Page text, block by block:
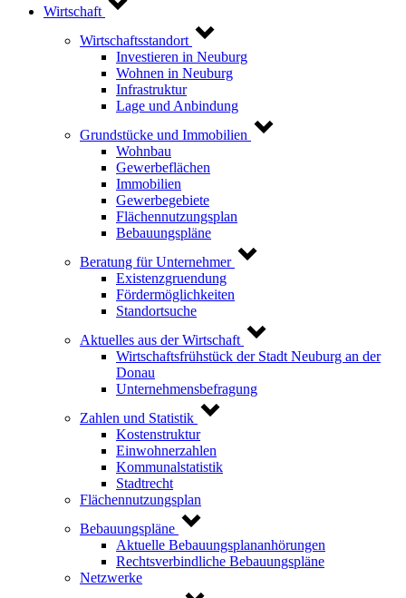
Wirtschaft
Wirtschaftsstandort
Investieren in Neuburg
Wohnen in Neuburg
Infrastruktur
Lage und Anbindung
Grundstücke und Immobilien
Wohnbau
Gewerbeflächen
Immobilien
Gewerbegebiete
Flächennutzungsplan
Bebauungspläne
Beratung für Unternehmer
Existenzgruendung
Fördermöglichkeiten
Standortsuche
Aktuelles aus der Wirtschaft
Wirtschaftsfrühstück der Stadt Neuburg an der
Donau
Unternehmensbefragung
Zahlen und Statistik
Kostenstruktur
Einwohnerzahlen
Kommunalstatistik
Stadtrecht
Flächennutzungsplan
Bebauungspläne
Aktuelle Bebauungsplananhörungen
Rechtsverbindliche Bebauungspläne
Netzwerke